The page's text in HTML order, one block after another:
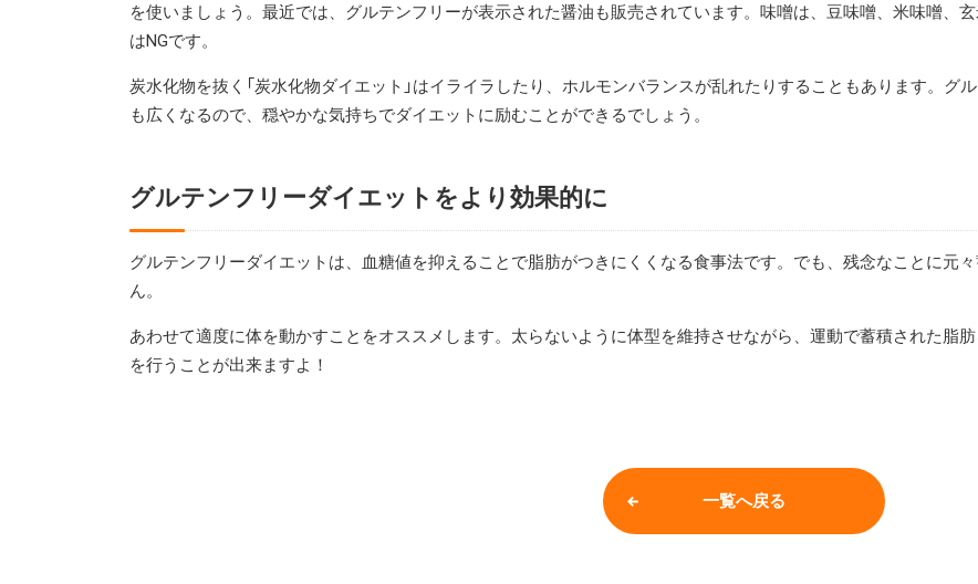
を使いましょう。最近では、グルテンフリーが表示された醤油も販売されています。味噌は、豆味噌、米味噌、
はNGです。
炭水化物を抜く「炭水化物ダイエット」はイライラしたり、ホルモンバランスが乱れたりすることもあります。グ
も広くなるので、穏やかな気持ちでダイエットに励むことができるでしょう。
グルテンフリーダイエットをより効果的に
グルテンフリーダイエットは、血糖値を抑えることで脂肪がつきにくくなる食事法です。でも、残念なことに元
ん。
あわせて適度に体を動かすことをオススメします。太らないように体型を維持させながら、運動で蓄積された脂
を行うことが出来ますよ！
一覧へ戻る